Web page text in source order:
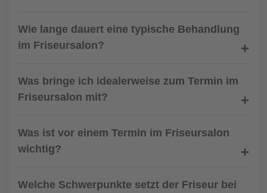
Wie lange dauert eine typische Behandlung
im Friseursalon?
Was bringe ich idealerweise zum Termin im
Friseursalon mit?
Was ist vor einem Termin im Friseursalon
wichtig?
Welche Schwerpunkte setzt der Friseur bei